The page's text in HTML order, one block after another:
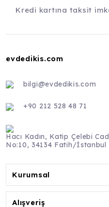
Kredi kartına taksit
evdedikis.com
bilgi@evdedikis.com
+90 212 528 48 71
Hacı Kadın, Katip Çelebi
No:10, 34134 Fatih/İstanbul
Kurumsal
Alışveriş